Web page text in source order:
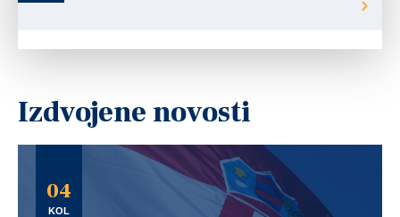
Izdvojene novosti
04
KOL